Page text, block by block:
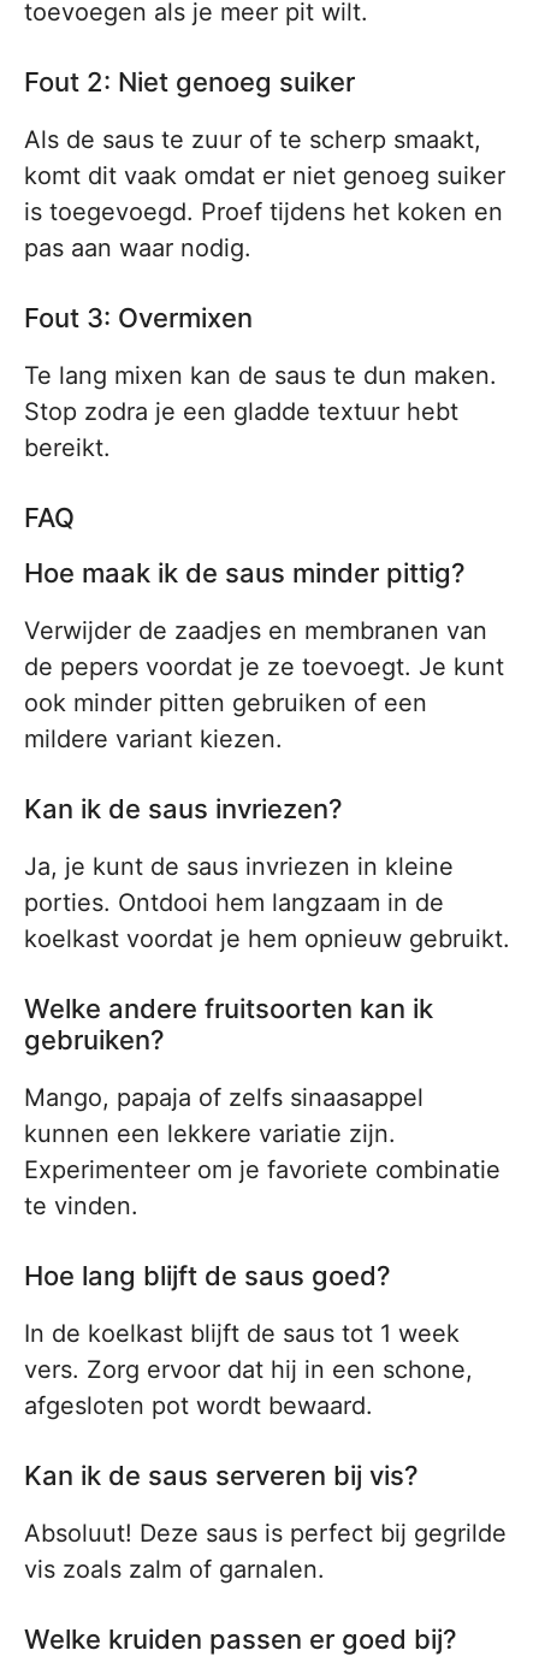
toevoegen als je meer pit wilt.
Fout 2: Niet genoeg suiker
Als de saus te zuur of te scherp smaakt,
komt dit vaak omdat er niet genoeg suiker
is toegevoegd. Proef tijdens het koken en
pas aan waar nodig.
Fout 3: Overmixen
Te lang mixen kan de saus te dun maken.
Stop zodra je een gladde textuur hebt
bereikt.
FAQ
Hoe maak ik de saus minder pittig?
Verwijder de zaadjes en membranen van
de pepers voordat je ze toevoegt. Je kunt
ook minder pitten gebruiken of een
mildere variant kiezen.
Kan ik de saus invriezen?
Ja, je kunt de saus invriezen in kleine
porties. Ontdooi hem langzaam in de
koelkast voordat je hem opnieuw gebruikt.
Welke andere fruitsoorten kan ik
gebruiken?
Mango, papaja of zelfs sinaasappel
kunnen een lekkere variatie zijn.
Experimenteer om je favoriete combinatie
te vinden.
Hoe lang blijft de saus goed?
In de koelkast blijft de saus tot 1 week
vers. Zorg ervoor dat hij in een schone,
afgesloten pot wordt bewaard.
Kan ik de saus serveren bij vis?
Absoluut! Deze saus is perfect bij gegrilde
vis zoals zalm of garnalen.
Welke kruiden passen er goed bij?